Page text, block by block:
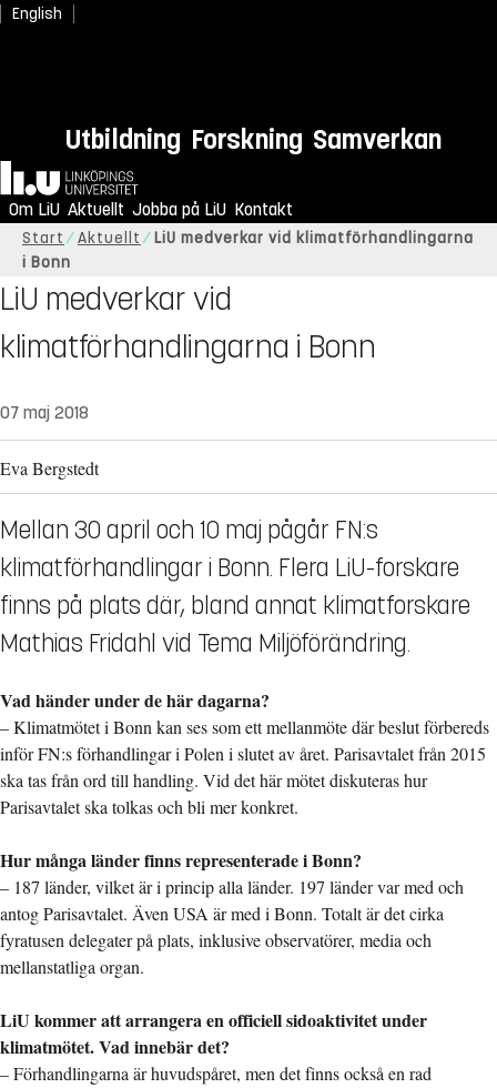
English
Utbildning Forskning Samverkan
Hem
Om LiU Aktuellt Jobba på LiU Kontakt
Start Aktuellt
LiU medverkar vid klimatförhandlingarna
i Bonn
LiU medverkar vid
klimatförhandlingarna i Bonn
07 maj 2018
Eva Bergstedt
Mellan 30 april och 10 maj pågår FN:s
klimatförhandlingar i Bonn. Flera LiU-forskare
finns på plats där, bland annat klimatforskare
Mathias Fridahl vid Tema Miljöförändring.
Vad händer under de här dagarna?
– Klimatmötet i Bonn kan ses som ett mellanmöte där beslut förbereds
inför FN:s förhandlingar i Polen i slutet av året. Parisavtalet från 2015
ska tas från ord till handling. Vid det här mötet diskuteras hur
Parisavtalet ska tolkas och bli mer konkret.
Hur många länder finns representerade i Bonn?
– 187 länder, vilket är i princip alla länder. 197 länder var med och
antog Parisavtalet. Även USA är med i Bonn. Totalt är det cirka
fyratusen delegater på plats, inklusive observatörer, media och
mellanstatliga organ.
LiU kommer att arrangera en officiell sidoaktivitet under
klimatmötet. Vad innebär det?
– Förhandlingarna är huvudspåret, men det finns också en rad